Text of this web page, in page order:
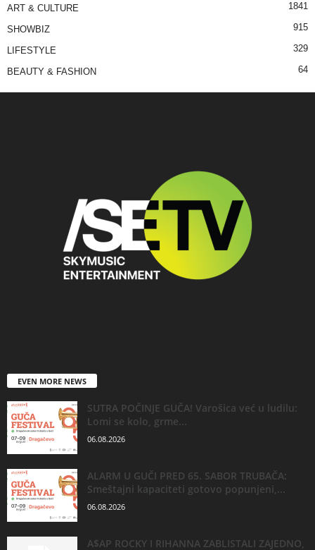
ART & CULTURE 1841
SHOWBIZ 915
LIFESTYLE 329
BEAUTY & FASHION 64
EVEN MORE NEWS
SUTRA POČINJE GUČA! Varošica već u ludilu:
Lomi se kolo, grme...
06.08.2026
ALARM U GUČI PRED 65. SABOR TRUBAČA:
Smeštajni kapaciteti gotovo popunjeni,...
06.08.2026
A$AP ROCKY I RIHANNA ZABLISTALI ZAJEDNO,